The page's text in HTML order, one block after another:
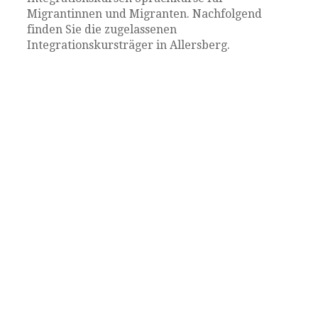
Migrantinnen und Migranten. Nachfolgend
finden Sie die zugelassenen
Integrationskursträger in Allersberg.